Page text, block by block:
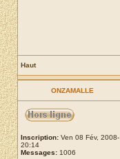
Haut
ONZAMALLE
Inscription: Ven 08 Fév, 2008-
20:14
Messages: 1006